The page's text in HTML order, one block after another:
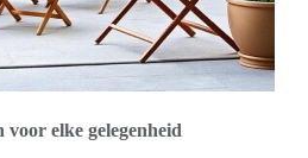
elke gelegenheid